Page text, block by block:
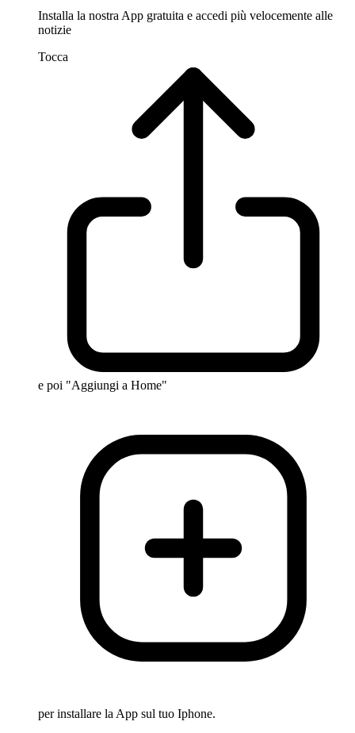
Installa la nostra App gratuita e accedi più velocemente alle
notizie
Tocca
e poi "Aggiungi a Home"
per installare la App sul tuo Iphone.